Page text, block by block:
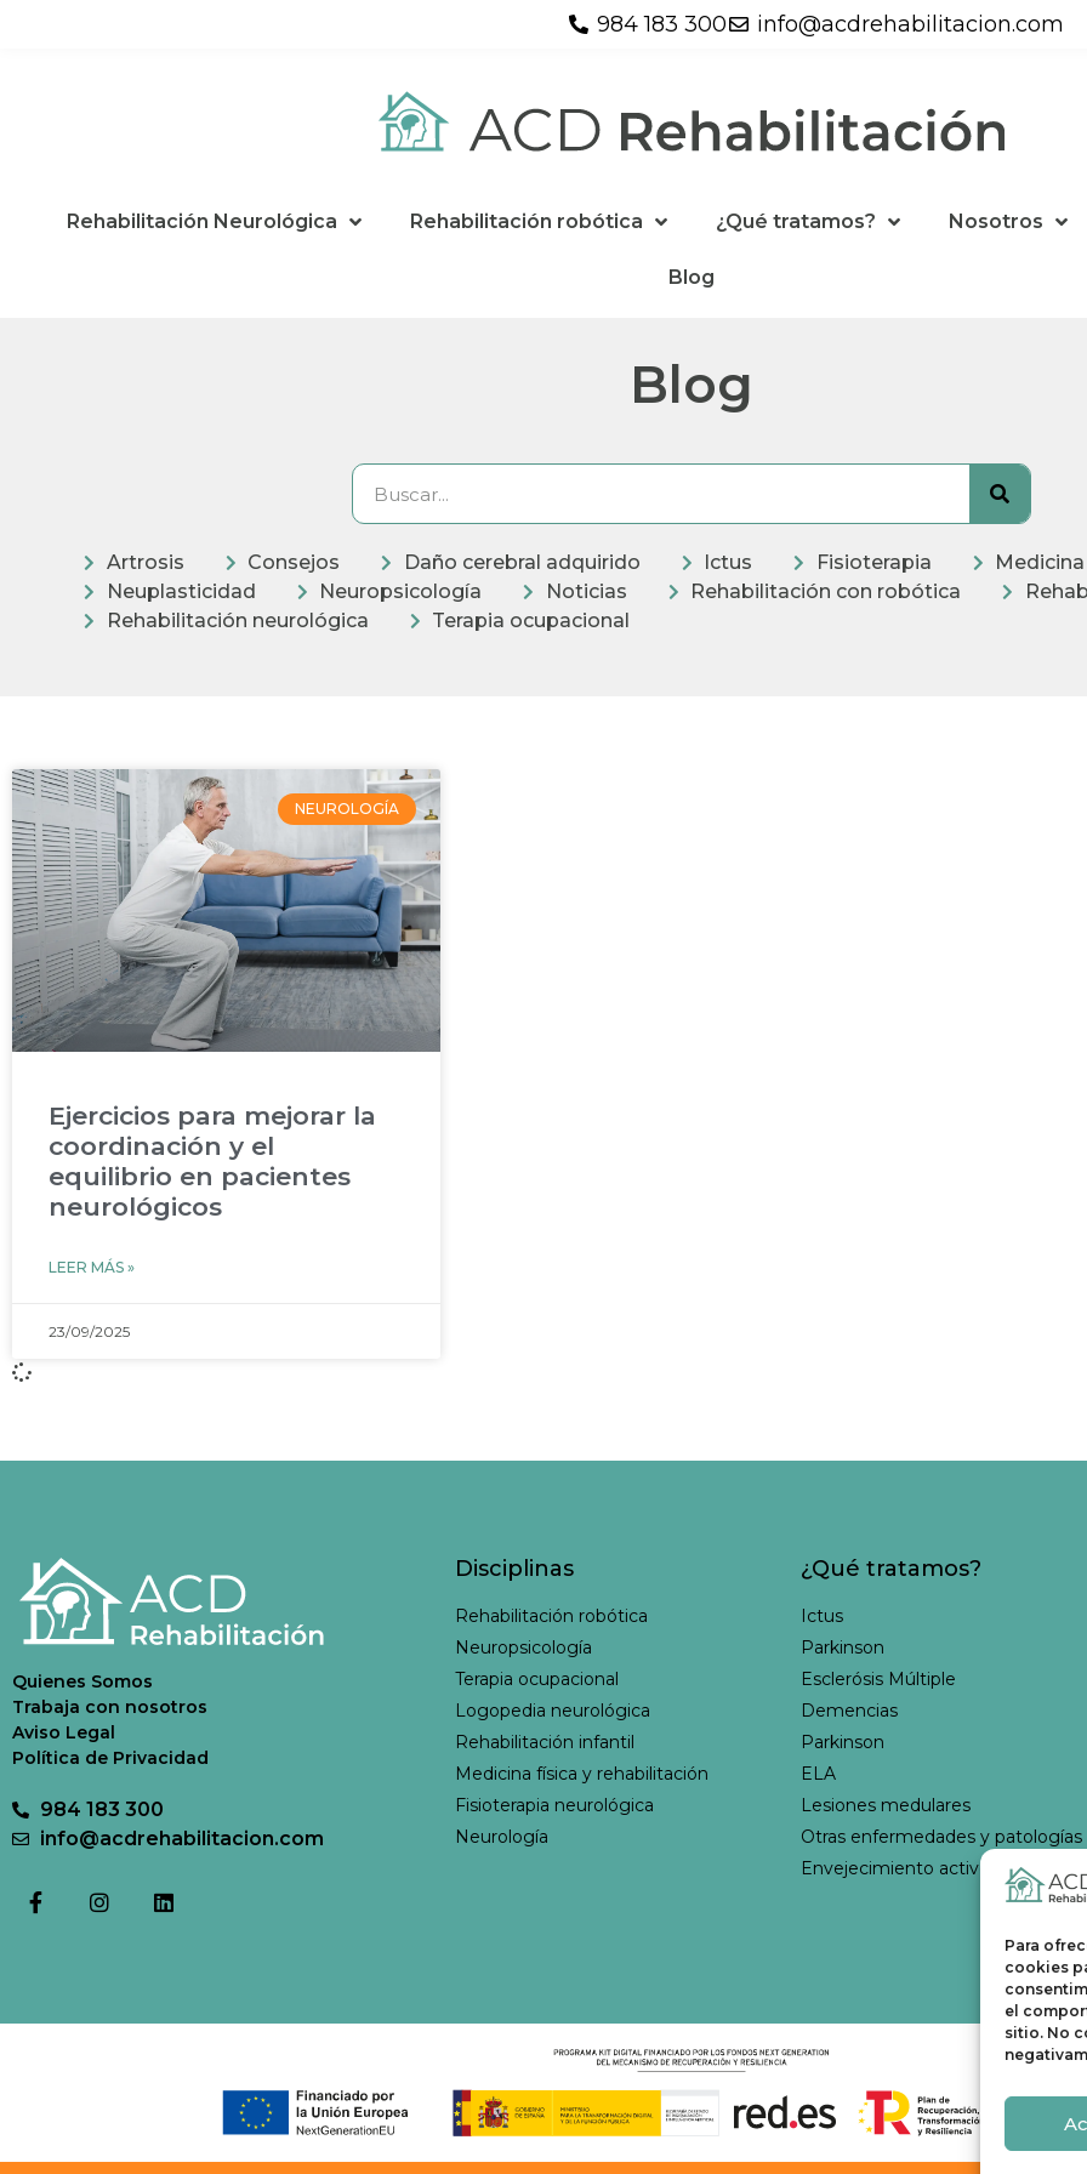
Para
cookies
el
sitio. No
984 183 300 info@acdrehabilitacion.com
Rehabilitación Neurológica Rehabilitación robótica ¿Qué tratamos? Nosotros
Blog
Blog
Artrosis Consejos Daño cerebral adquirido Ictus Fisioterapia
Neuplasticidad
Neuropsicología Noticias Rehabilitación con robótica
Rehabilitación neurológica
Terapia ocupacional
NEUROLOGÍA
Ejercicios para mejorar la
coordinación y el
equilibrio en pacientes
neurológicos
LEER MÁS »
23/09/2025
Quienes Somos
Trabaja con nosotros
Aviso Legal
Política de Privacidad
984 183 300
info@acdrehabilitacion.com
Disciplinas
Rehabilitación robótica
Neuropsicología
Terapia ocupacional
Logopedia neurológica
Rehabilitación infantil
Medicina física y rehabilitación
Fisioterapia neurológica
Neurología
¿Qué tratamos?
Ictus
Parkinson
Esclerósis Múltiple
Demencias
Parkinson
ELA
Lesiones medulares
Otras enfermedades y patologías
Envejecimiento activo